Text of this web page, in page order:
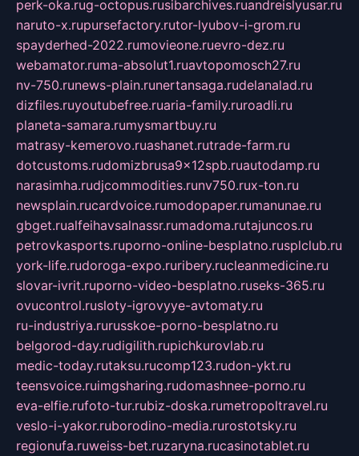
perk-oka.rug-octopus.rusibarchives.ruandreislyusar.ru
naruto-x.rupursefactory.rutor-lyubov-i-grom.ru
spayderhed-2022.rumovieone.ruevro-dez.ru
webamator.ruma-absolut1.ruavtopomosch27.ru
nv-750.runews-plain.runertansaga.rudelanalad.ru
dizfiles.ruyoutubefree.ruaria-family.ruroadli.ru
planeta-samara.rumysmartbuy.ru
matrasy-kemerovo.ruashanet.rutrade-farm.ru
dotcustoms.rudomizbrusa9x12spb.ruautodamp.ru
narasimha.rudjcommodities.runv750.rux-ton.ru
newsplain.rucardvoice.rumodopaper.rumanunae.ru
gbget.rualfeihavsalnassr.rumadoma.rutajuncos.ru
petrovkasports.ruporno-online-besplatno.rusplclub.ru
york-life.rudoroga-expo.ruribery.rucleanmedicine.ru
slovar-ivrit.ruporno-video-besplatno.ruseks-365.ru
ovucontrol.rusloty-igrovyye-avtomaty.ru
ru-industriya.rurusskoe-porno-besplatno.ru
belgorod-day.rudigilith.rupichkurovlab.ru
medic-today.rutaksu.rucomp123.rudon-ykt.ru
teensvoice.ruimgsharing.rudomashnee-porno.ru
eva-elfie.rufoto-tur.rubiz-doska.rumetropoltravel.ru
veslo-i-yakor.ruborodino-media.rurostotsky.ru
regionufa.ruweiss-bet.ruzaryna.rucasinotablet.ru